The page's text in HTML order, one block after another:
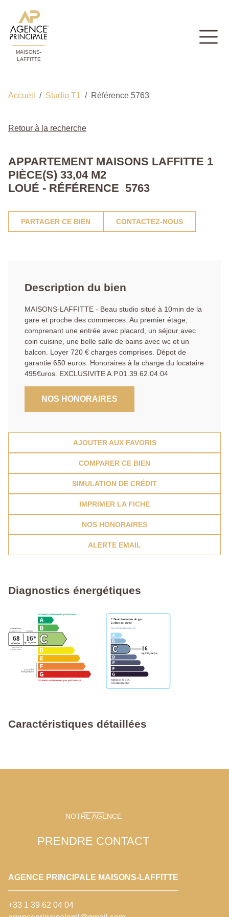
MAISONS-
LAFFITTE
Accueil Studio T1 Référence 5763
Retour à la recherche
APPARTEMENT MAISONS LAFFITTE 1
PIÈCE(S) 33,04 M2
LOUÉ - RÉFÉRENCE 5763
PARTAGER CE BIEN CONTACTEZ-NOUS
Description du bien
MAISONS-LAFFITTE - Beau studio situé à 10min de la
gare et proche des commerces. Au premier étage,
comprenant une entrée avec placard, un séjour avec
coin cuisine, une belle salle de bains avec wc et un
balcon. Loyer 720 € charges comprises. Dépot de
garantie 650 euros. Honoraires à la charge du locataire
495€uros. EXCLUSIVITE A.P.01.39.62.04.04
NOS HONORAIRES
AJOUTER AUX FAVORIS
COMPARER CE BIEN
SIMULATION DE CRÉDIT
IMPRIMER LA FICHE
NOS HONORAIRES
ALERTE EMAIL
Diagnostics énergétiques
Caractéristiques détaillées
NOTRE AGENCE
PRENDRE CONTACT
AGENCE PRINCIPALE MAISONS-LAFFITTE
+33 1 39 62 04 04